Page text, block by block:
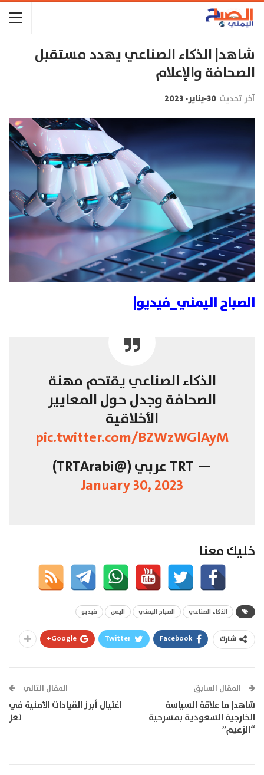
شاهد| الذكاء الصناعي يهدد مستقبل
الصحافة والإعلام
آخر تحديث 30-يناير- 2023
الصباح اليمني_فيديو|
الذكاء الصناعي يقتحم مهنة
الصحافة وجدل حول المعايير
الأخلاقية
pic.twitter.com/BZWzWGlAyM
— TRT عربي (@TRTArabi)
January 30, 2023
خليك معنا
الذكاء الصناعي الصباح اليمني اليمن فيديو
شارك Facebook
Twitter
Google+
المقال السابق
شاهد| ما علاقة السياسة
الخارجية السعودية بمسرحية
“الزعيم”
المقال التالي
اغتيال أبرز القيادات الأمنية في
تعز